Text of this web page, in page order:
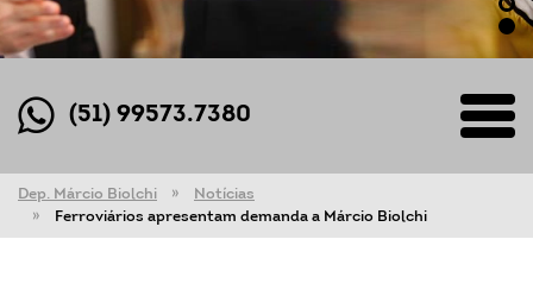
(51) 99573.7380
Dep. Márcio Biolchi
Notícias
Ferroviários apresentam demanda a Márcio Biolchi